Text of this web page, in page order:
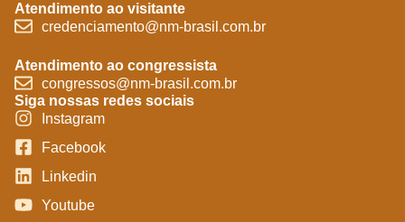
Atendimento ao visitante
credenciamento@nm-brasil.com.br
Atendimento ao congressista
congressos@nm-brasil.com.br
Siga nossas redes sociais
Instagram
Facebook
Linkedin
Youtube